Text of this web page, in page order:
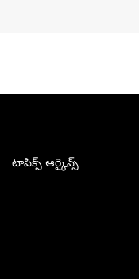
టాపిక్స్ ఆర్కైవ్స్